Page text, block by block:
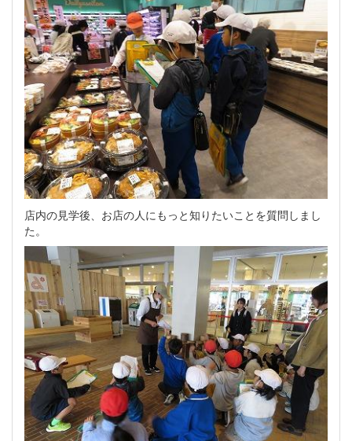
店内の見学後、お店の人にもっと知りたいことを質問しまし
た。